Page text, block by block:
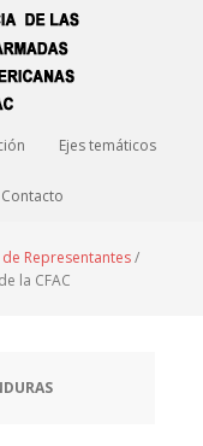
Ejes temáticos
Contacto
Representantes/
la CFAC